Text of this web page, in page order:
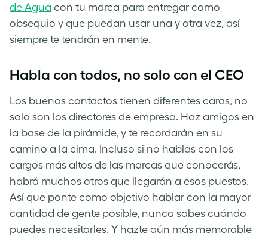
de Agua con tu marca para entregar como
obsequio y que puedan usar una y otra vez, así
siempre te tendrán en mente.
Habla con todos, no solo con el CEO
Los buenos contactos tienen diferentes caras, no
solo son los directores de empresa. Haz amigos en
la base de la pirámide, y te recordarán en su
camino a la cima. Incluso si no hablas con los
cargos más altos de las marcas que conocerás,
habrá muchos otros que llegarán a esos puestos.
Así que ponte como objetivo hablar con la mayor
cantidad de gente posible, nunca sabes cuándo
puedes necesitarles. Y hazte aún más memorable